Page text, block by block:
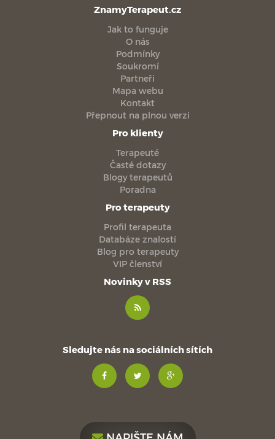
ZnamyTerapeut.cz
Jak to funguje
O nás
Podmínky
Soukromí
Partneři
Mapa webu
Kontakt
Přepnout na plnou verzi
Pro klienty
Terapeuté
Časté dotazy
Blogy terapeutů
Poradna
Pro terapeuty
Profil terapeuta
Databáze znalostí
Blog pro terapeuty
VIP členství
Novinky v RSS
Sledujte nás na sociálních sítích